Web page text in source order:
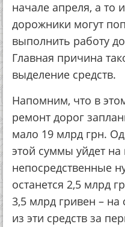
начале апреля, а то
дорожники могут
выполнить работу
Главная причина
выделение средств.
Напомним, что в
ремонт дорог
мало 19 млрд грн.
этой суммы уйдет
непосредственные
останется 2,5 млрд
3,5 млрд гривен –
из эти средств за